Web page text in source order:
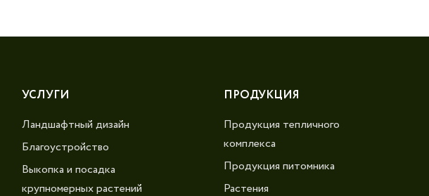
УСЛУГИ
Ландшафтный дизайн
Благоустройство
Выкопка и посадка
крупномерных растений
ПРОДУКЦИЯ
Продукция тепличного
комплекса
Продукция питомника
Растения